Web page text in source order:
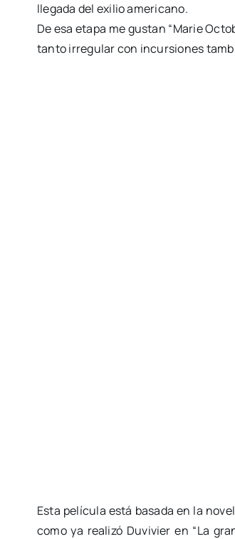
llegada del exilio americano.
De esa etapa me gustan “Marie
tanto irregular con incursiones
Esta película está basada en la
como ya realizó Duvivier en “La